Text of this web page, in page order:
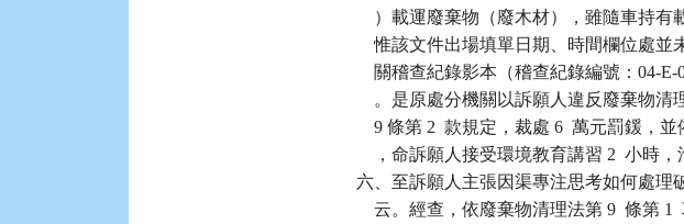
）載運廢棄物（廢木材），雖隨車持
惟該文件出場填單日期、時間欄位處
關稽查紀錄影本（稽查紀錄編號：04-
。是原處分機關以訴願人違反廢棄物清
9 條第 2  款規定，裁處 6  萬元罰鍰，
，命訴願人接受環境教育講習 2  小時，
六、至訴願人主張因渠專注思考如何處理
云。經查，依廢棄物清理法第 9  條第